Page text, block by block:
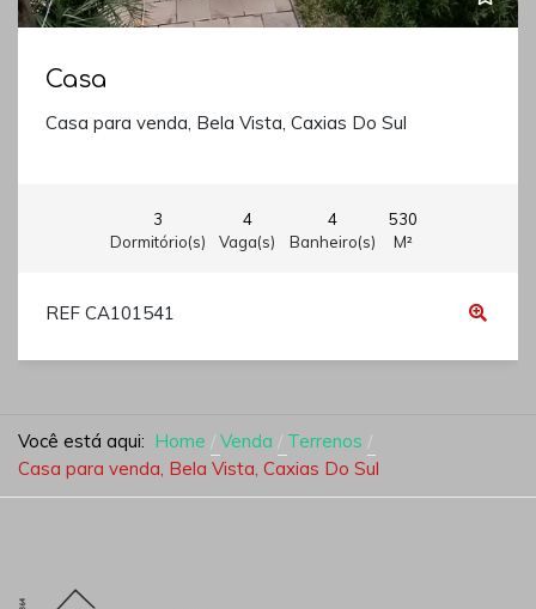
Casa
Casa para venda, Bela Vista, Caxias Do Sul
3
Dormitório(s)
4
Vaga(s)
4
Banheiro(s)
530
M²
REF CA101541
Você está aqui: Home Venda
Terrenos
Casa para venda, Bela Vista, Caxias Do Sul